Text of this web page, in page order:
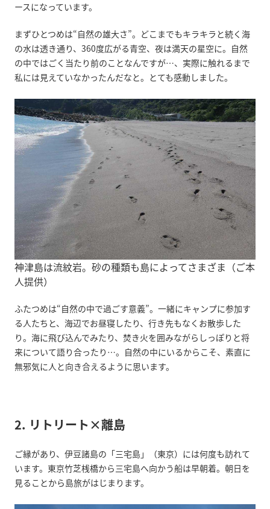
ースになっています。
まずひとつめは“自然の雄大さ”。どこまでもキラキラと続く海
の水は透き通り、360度広がる青空、夜は満天の星空に。自然
の中ではごく当たり前のことなんですが…、実際に触れるまで
私には見えていなかったんだなと。とても感動しました。
神津島は流紋岩。砂の種類も島によってさまざま（ご本
人提供）
ふたつめは“自然の中で過ごす意義”。一緒にキャンプに参加す
る人たちと、海辺でお昼寝したり、行き先もなくお散歩した
り。海に飛び込んでみたり、焚き火を囲みながらしっぽりと将
来について語り合ったり…。自然の中にいるからこそ、素直に
無邪気に人と向き合えるように思います。
2. リトリート×離島
ご縁があり、伊豆諸島の「三宅島」（東京）には何度も訪れて
います。東京竹芝桟橋から三宅島へ向かう船は早朝着。朝日を
見ることから島旅がはじまります。